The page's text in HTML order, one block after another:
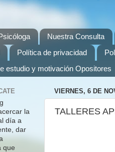
Nuestra Consulta
Política de privacidad
estudio y motivación Opositores
VIERNES, 6 DE
TALLERES
la
día a
dar
que